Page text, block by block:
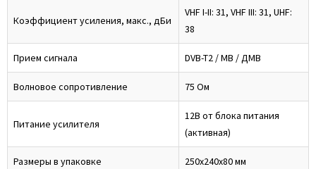
Коэффициент усиления, макс., дБи
VHF I-II: 31, VHF III: 31, UHF:
38
Прием сигнала DVB-T2 / МВ / ДМВ
Волновое сопротивление 75 Ом
Питание усилителя
12В от блока питания
(активная)
Размеры в упаковке 250х240х80 мм